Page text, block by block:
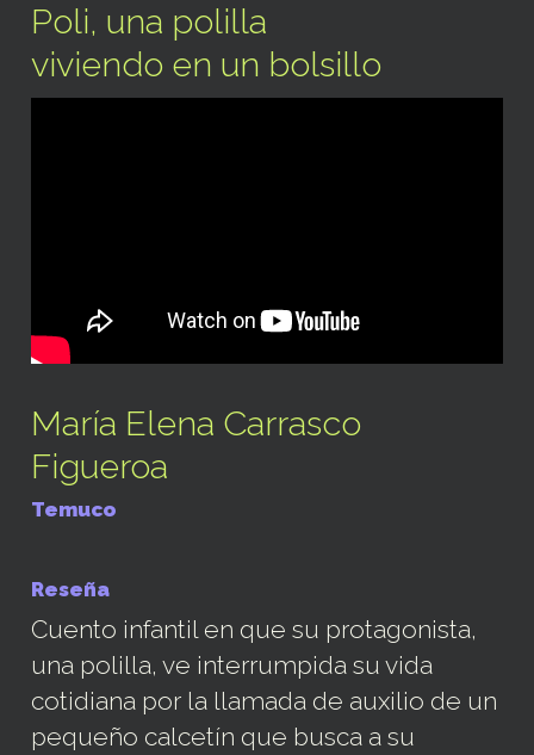
Poli, una polilla
viviendo en un bolsillo
María Elena Carrasco
Figueroa
Temuco
Reseña
Cuento infantil en que su protagonista,
una polilla, ve interrumpida su vida
cotidiana por la llamada de auxilio de un
pequeño calcetín que busca a su